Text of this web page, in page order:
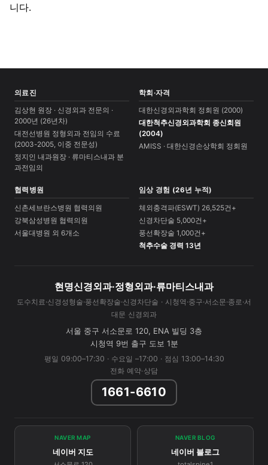
니다.
의료진
김상현 원장 · 신경외과 전문의 ·
2000년 (26년차)
대전선병원 정형외과 전임의 수료
(2003-2005, 이중 전문성)
정지인 내과원장 · 류마티스내과 분
과전임의
학회·자격
대한신경외과학회 정회원 (2000)
대한척추신경외과학회 종신회원
(2004)
AMISS · 대한신경손상학회 정회원
협력병원
신촌세브란스병원 협력의원
강북삼성병원 협력의원
서울대병원 외 6개소
임상 경험 (26년 누적)
체외충격파(ESWT) 26,525건+
신경차단술 5,000건+
풍선확장술 1,000건+
척추수술 경력 13년
현명신경외과·정형외과·류마티스내과
도수치료·신경성형술·풍선확장술·신경차단술 · 시청역·중구·서소문·종로·서
대문 신경외과
서울 중구 서소문로 120, ENA 빌딩 3층
시청역 9번 출구 도보 1분
평일 09:00–17:30 · 수요일 –17:00 · 점심 13:00–14:30
전화 예약·상담
1661-6610
NAVER MAP
네이버 지도
NAVER BLOG
네이버 블로그